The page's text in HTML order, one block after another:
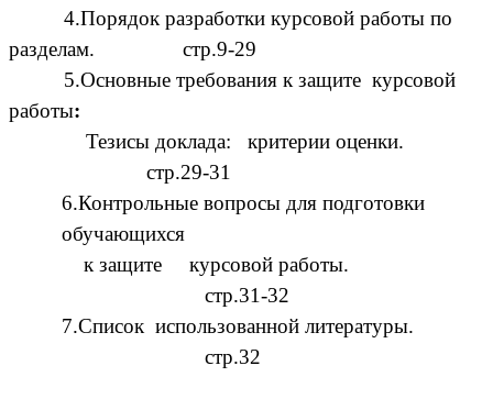
4.Порядок разработки курсовой работы по
разделам. стр.9-29
5.Основные требования к защите курсовой
работы:
Тезисы доклада: критерии оценки.
стр.29-31
6.Контрольные вопросы для подготовки
обучающихся
к защите курсовой работы.
стр.31-32
7.Список использованной литературы.
стр.32